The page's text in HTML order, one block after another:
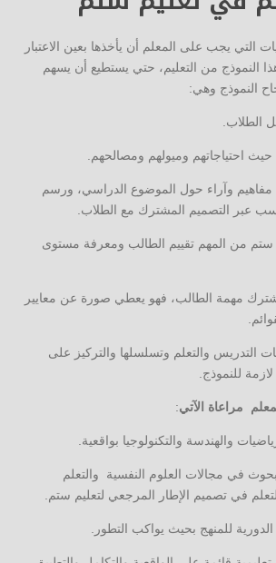
التي يجب على المعلم أن يأخذها بعين الاعتبار
النموذج من التعليم، حتي يستطيع أن يسهم
النموذج وهي:
وآراء حول الموضوع الدراسي، ورسم
عبر التصميم المشترك مع الطلاب.
من المهم تقييم الطالب ومعرفة مستوى
مهمة الطالب، فهو يعطي صورة عن معايير
التدريس والتعلم وتسلسلها والتركيز على
للنموذج.
مراعاة الآتي:
في مجالات العلوم النفسية والتعلم
في تصميم الإطار المرجعي لتعليم ستم.